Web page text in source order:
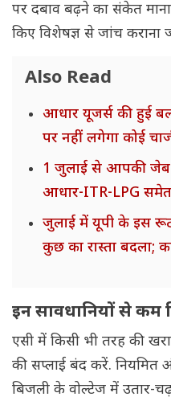
पर दबाव बढ़ने का संकेत माना
किए विशेषज्ञ से जांच कराना
Also Read
आधार यूजर्स की हुई
पर नहीं लगेगा कोई
1 जुलाई से आपकी जेब
आधार-ITR-LPG
जुलाई में यूपी के इस रूट
कुछ का रास्ता बदला;
इन सावधानियों से कम
एसी में किसी भी तरह की
की सप्लाई बंद करें. नियमित
बिजली के वोल्टेज में उतार-